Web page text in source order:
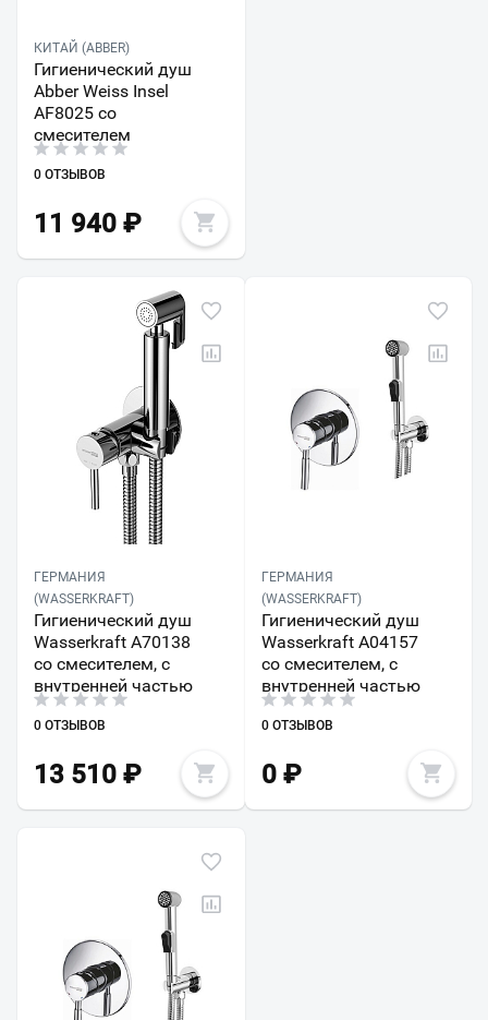
КИТАЙ (ABBER)
Гигиенический душ
Abber Weiss Insel
AF8025 со
смесителем
0 ОТЗЫВОВ
11 940 ₽
ГЕРМАНИЯ
(WASSERKRAFT)
Гигиенический душ
Wasserkraft A70138
со смесителем, с
внутренней частью
0 ОТЗЫВОВ
13 510 ₽
ГЕРМАНИЯ
(WASSERKRAFT)
Гигиенический душ
Wasserkraft A04157
со смесителем, с
внутренней частью
0 ОТЗЫВОВ
0₽